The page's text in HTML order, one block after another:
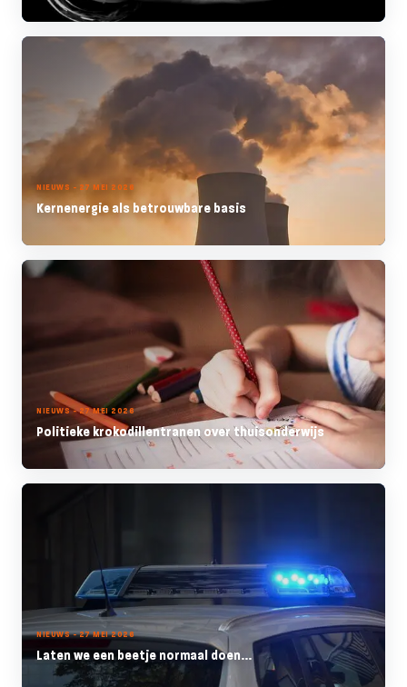
NIEUWS - 27 MEI 2026
Kernenergie als betrouwbare basis
NIEUWS - 27 MEI 2026
Politieke krokodillentranen over thuisonderwijs
NIEUWS - 27 MEI 2026
Laten we een beetje normaal doen...